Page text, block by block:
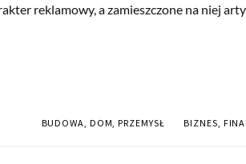
reklamowy, a zamieszczone na niej
BUDOWA, DOM, PRZEMYSŁ BIZNES,